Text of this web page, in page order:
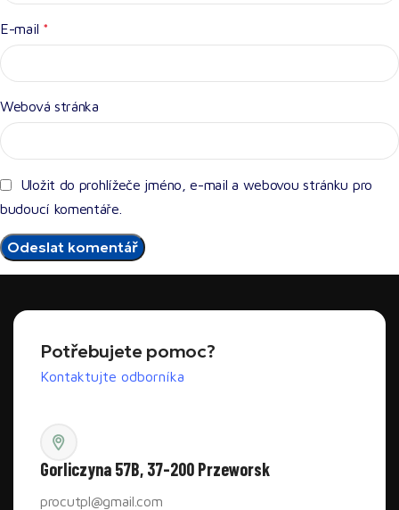
E-mail *
Webová stránka
Uložit do prohlížeče jméno, e-mail a webovou stránku pro
budoucí komentáře.
Potřebujete pomoc?
Kontaktujte odborníka
Gorliczyna 57B, 37-200 Przeworsk
procutpl@gmail.com